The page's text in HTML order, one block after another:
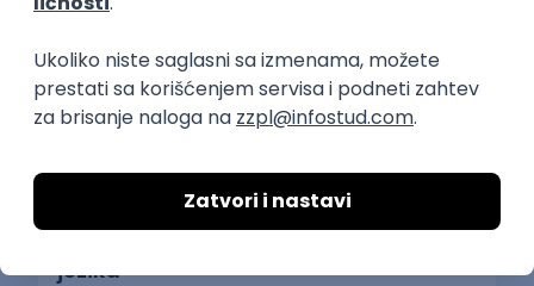
4 min
Top 5 aplikacija za besplatno učenje
jezika